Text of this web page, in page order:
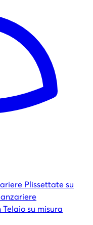
Plissettate su
su misura